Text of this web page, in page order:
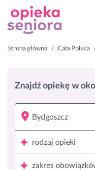
Strona główna Cała Polska
Znajdź opiekę w
rodzaj opieki
zakres